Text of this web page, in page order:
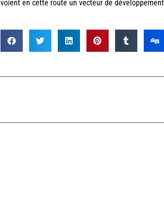
voient en cette route un vecteur de